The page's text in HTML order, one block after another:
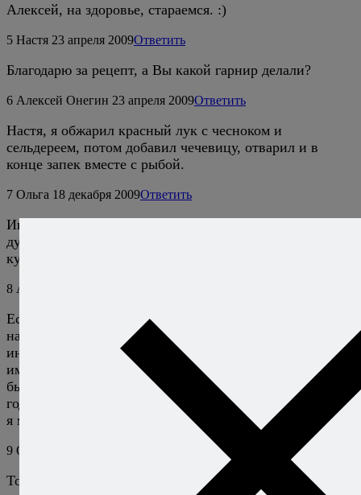
Алексей, на здоровье, стараемся. :)
5 Настя 23 апреля 2009Ответить
Благодарю за рецепт, а Вы какой гарнир делали?
6 Алексей Онегин 23 апреля 2009Ответить
Настя, я обжарил красный лук с чесноком и
сельдереем, потом добавил чечевицу, отварил и в
конце запек вместе с рыбой.
7 Ольга 18 декабря 2009Ответить
Интересно,надо попробовать.Люблю готовить в
духовке,сунул,вынул и готово-в смысле мало возни на
кухне:)
8 Алексей Онегин
Если честно, мне проблема «возни на кухне» кажется
надуманной. Изложенные на этом сайте рецепты
иногда могут содержать много ингредиентов, или
иметь пространное описание — но те, которые я мог
бы назвать непростыми в исполнении (то есть не
годящимися к приготовлению вечером после работы),
я могу пересчитать по пальцам.
9 Ольга
Тогда Ваш блог это то что мне нужно!